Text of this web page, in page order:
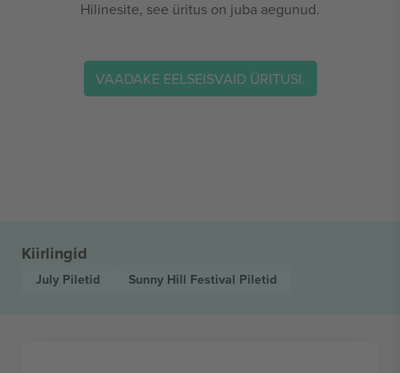
Hilinesite, see üritus on juba aegunud.
VAADAKE EELSEISVAID ÜRITUSI.
Kiirlingid
July Piletid Sunny Hill Festival Piletid